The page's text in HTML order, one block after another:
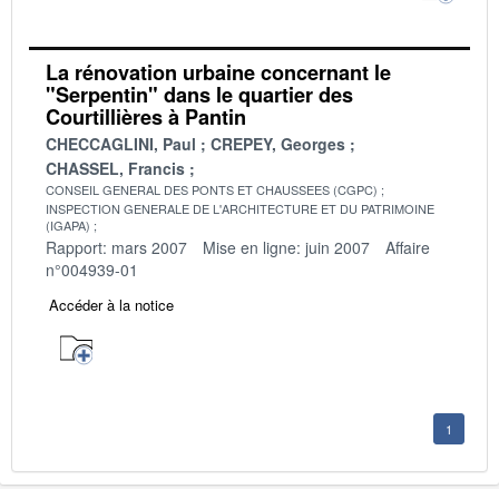
La rénovation urbaine concernant le
"Serpentin" dans le quartier des
Courtillières à Pantin
CHECCAGLINI, Paul
CREPEY, Georges
CHASSEL, Francis
CONSEIL GENERAL DES PONTS ET CHAUSSEES (CGPC)
INSPECTION GENERALE DE L'ARCHITECTURE ET DU PATRIMOINE
(IGAPA)
Rapport: mars 2007 Mise en ligne: juin 2007
Affaire
n°004939-01
Accéder à la notice
1